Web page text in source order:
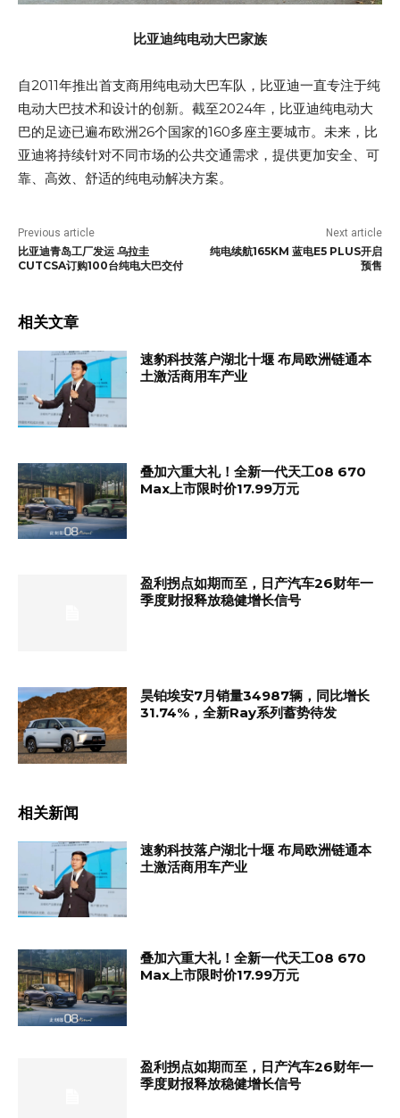
比亚迪纯电动大巴家族
自2011年推出首支商用纯电动大巴车队，比亚迪一直专注于纯
电动大巴技术和设计的创新。截至2024年，比亚迪纯电动大
巴的足迹已遍布欧洲26个国家的160多座主要城市。未来，比
亚迪将持续针对不同市场的公共交通需求，提供更加安全、可
靠、高效、舒适的纯电动解决方案。
Previous article
比亚迪青岛工厂发运 乌拉圭
CUTCSA订购100台纯电大巴交付
Next article
纯电续航165KM 蓝电E5 PLUS开启
预售
相关文章
速豹科技落户湖北十堰 布局欧洲链通本
土激活商用车产业
叠加六重大礼！全新一代天工08 670
Max上市限时价17.99万元
盈利拐点如期而至，日产汽车26财年一
季度财报释放稳健增长信号
昊铂埃安7月销量34987辆，同比增长
31.74%，全新Ray系列蓄势待发
相关新闻
速豹科技落户湖北十堰 布局欧洲链通本
土激活商用车产业
叠加六重大礼！全新一代天工08 670
Max上市限时价17.99万元
盈利拐点如期而至，日产汽车26财年一
季度财报释放稳健增长信号